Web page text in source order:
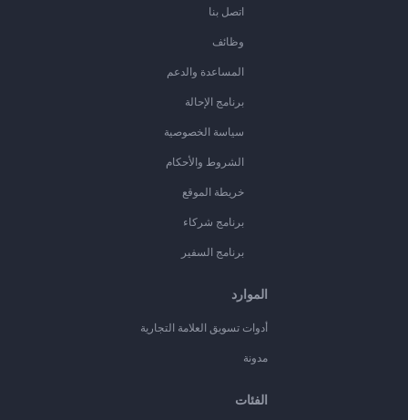
اتصل بنا
وظائف
المساعدة والدعم
برنامج الإحالة
سياسة الخصوصية
الشروط والأحكام
خريطة الموقع
برنامج شركاء
برنامج السفير
الموارد
أدوات تسويق العلامة التجارية
مدونة
الفئات